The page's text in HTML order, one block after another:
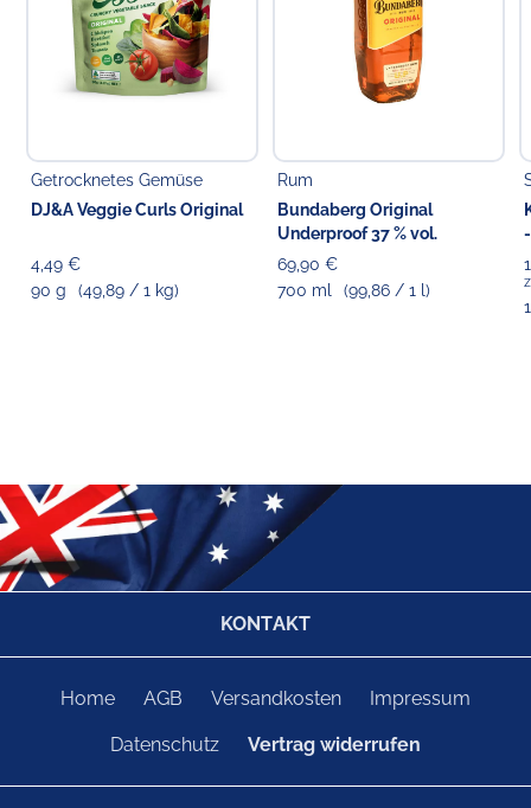
Getrocknetes Gemüse
DJ&A Veggie Curls Original
4,49 €
90 g
(49,89 / 1 kg)
Rum
Bundaberg Original
Underproof 37 % vol.
69,90 €
700 ml
(99,86 / 1 l)
KONTAKT
Home AGB Versandkosten Impressum
Datenschutz Vertrag widerrufen